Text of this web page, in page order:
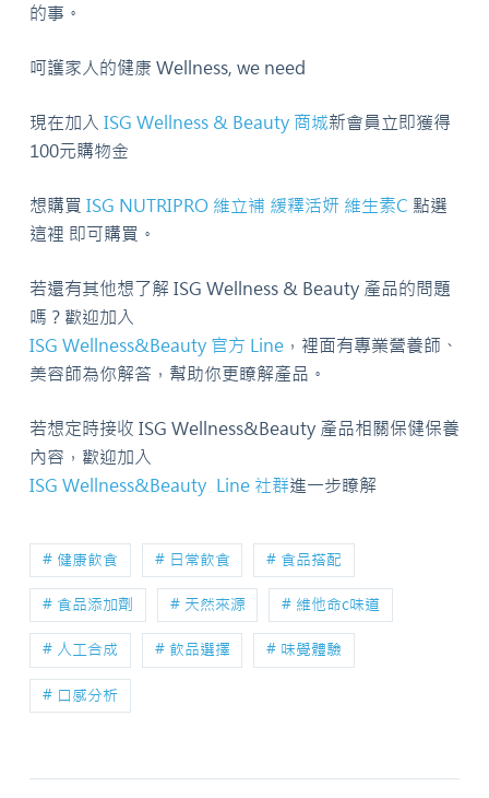
的事。
呵護家人的健康 Wellness, we need
現在加入 ISG Wellness & Beauty 商城新會員立即獲得
100元購物金
想購買 ISG NUTRIPRO 維立補 緩釋活妍 維生素C 點選
這裡 即可購買。
若還有其他想了解 ISG Wellness & Beauty 產品的問題
嗎？歡迎加入
ISG Wellness&Beauty 官方 Line，裡面有專業營養師、
美容師為你解答，幫助你更瞭解產品。
若想定時接收 ISG Wellness&Beauty 產品相關保健保養
內容，歡迎加入
ISG Wellness&Beauty Line 社群進一步瞭解
# 健康飲食 # 日常飲食 # 食品搭配
# 食品添加劑 # 天然來源 # 維他命c味道
# 人工合成 # 飲品選擇 # 味覺體驗
# 口感分析